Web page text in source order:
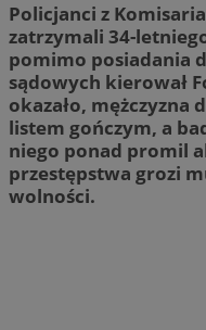
Policjanci z
zatrzymali 34-
pomimo posiadania
sądowych kierował
okazało, mężczyzna
listem gończym, a
niego ponad promil
przestępstwa grozi
wolności.